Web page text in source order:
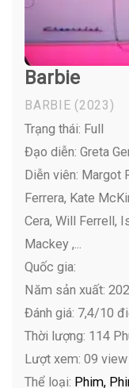
Barbie
BARBIE (2023)
Trạng thái: Full
Đạo diễn: Greta
Diễn viên: Margot
Ferrera, Kate
Cera, Will Ferrell,
Mackey ,...
Quốc gia:
Năm sản xuất:
Đánh giá: 7,4/10
Thời lượng: 114
Lượt xem: 09 view
Thể loại: Phim